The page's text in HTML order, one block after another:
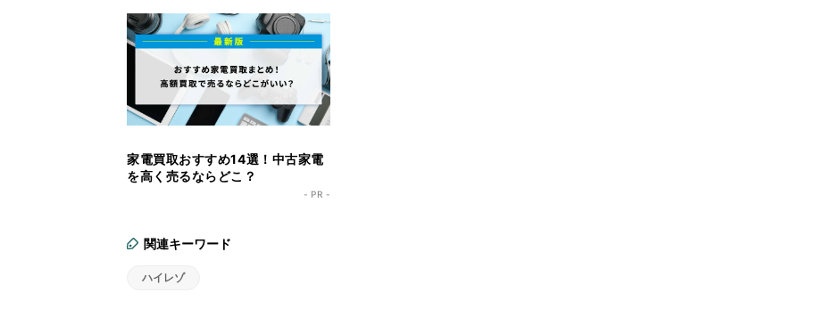
家電買取おすすめ14選！中古家電
を高く売るならどこ？
- PR -
関連キーワード
ハイレゾ